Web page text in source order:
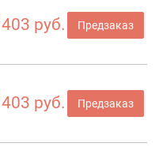
403 руб. Предзаказ
403 руб. Предзаказ